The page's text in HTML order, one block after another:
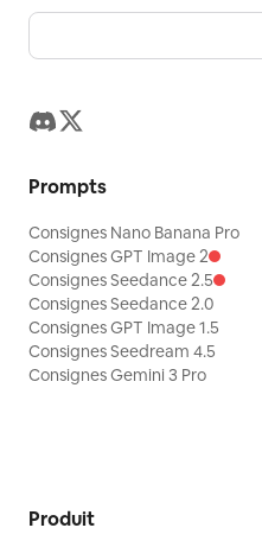
Prompts
Consignes Nano Banana Pro
Consignes GPT Image 2
Consignes Seedance 2.5
Consignes Seedance 2.0
Consignes GPT Image 1.5
Consignes Seedream 4.5
Consignes Gemini 3 Pro
Produit